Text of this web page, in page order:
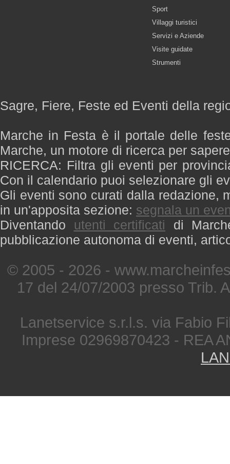
Sport
Villaggi turistici
Servizi e Aziende
Visite guidate
Strumenti
Sagre, Fiere, Feste ed Eventi della
Marche in Festa è il portale delle
Marche, un motore di ricerca per
RICERCA: Filtra gli eventi per
Con il calendario puoi selezionare gli
Gli eventi sono curati dalla redazione,
in un'apposita sezione: segnala un
Diventando utenti certificati di
pubblicazione autonoma di eventi,
© 2005 - 2026 -
17 del 24/07/2003 presso Trib.
Lanetservice s.r.l.s. via Fabio
Imprese 02969870423 - REA